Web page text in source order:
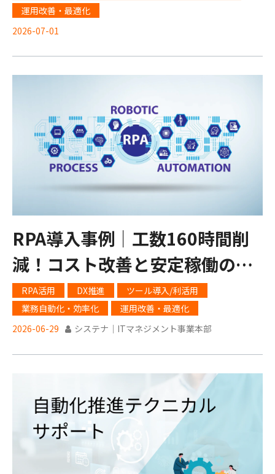
運用改善・最適化
2026-07-01
RPA導入事例｜工数160時間削
減！コスト改善と安定稼働の秘
訣RPA活用 DX推進
ツール導入/利活用
業務自動化・効率化
運用改善・最適化
2026-06-29
システナ｜ITマネジメント事業本部